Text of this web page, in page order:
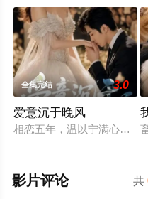
全集完结 3.0
爱意沉于晚风
相恋五年，温以宁满心筹备
共
影片评论